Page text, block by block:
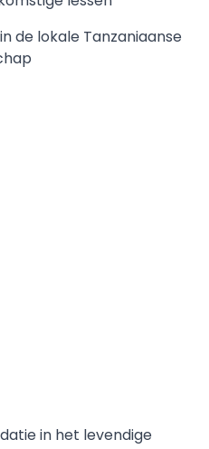
de lokale Tanzaniaanse
in het levendige